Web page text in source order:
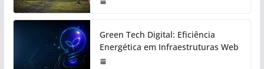
Green Tech Digital: Eficiência
Energética em Infraestruturas Web